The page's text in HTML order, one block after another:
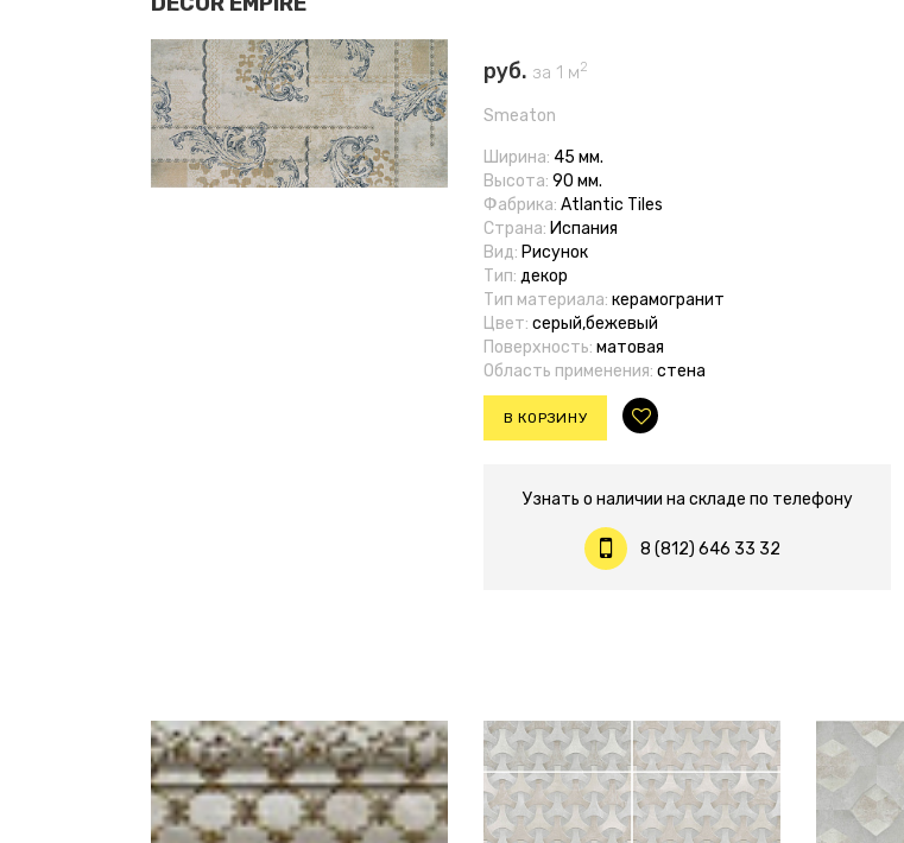
руб. за 1 м2
Smeaton
Ширина: 45 мм.
Высота: 90 мм.
Фабрика: Atlantic Tiles
Страна: Испания
Вид: Рисунок
Тип: декор
Тип материала: керамогранит
Цвет: серый,бежевый
Поверхность: матовая
Область применения: стена
В КОРЗИНУ
Узнать о наличии на складе по телефону
8 (812) 646 33 32